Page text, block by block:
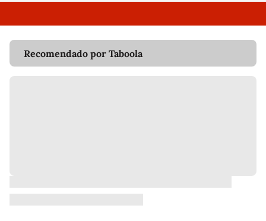
Recomendado por Taboola